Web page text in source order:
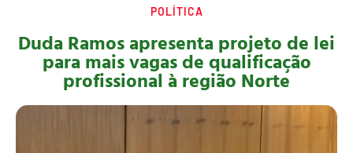
POLÍTICA
Duda Ramos apresenta projeto de lei
para mais vagas de qualificação
profissional à região Norte